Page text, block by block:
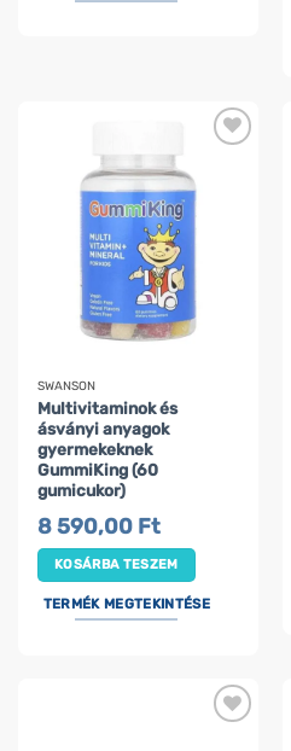
SWANSON
Multivitaminok és
ásványi anyagok
gyermekeknek
GummiKing (60
gumicukor)
8 590,00 Ft
KOSÁRBA TESZEM
TERMÉK MEGTEKINTÉSE